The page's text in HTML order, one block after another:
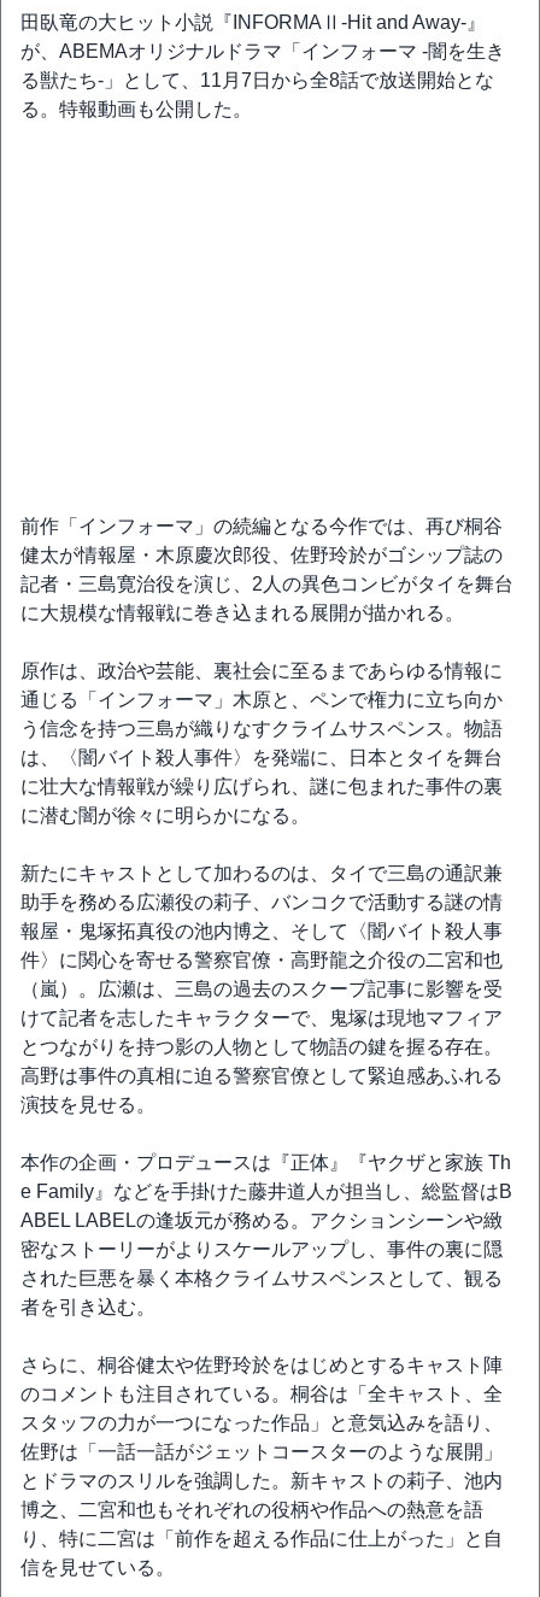
田臥竜の大ヒット小説『INFORMAⅡ-Hit and Away-』
が、ABEMAオリジナルドラマ「インフォーマ -闇を生き
る獣たち-」として、11月7日から全8話で放送開始とな
る。特報動画も公開した。
前作「インフォーマ」の続編となる今作では、再び桐谷
健太が情報屋・木原慶次郎役、佐野玲於がゴシップ誌の
記者・三島寛治役を演じ、2人の異色コンビがタイを舞台
に大規模な情報戦に巻き込まれる展開が描かれる。
原作は、政治や芸能、裏社会に至るまであらゆる情報に
通じる「インフォーマ」木原と、ペンで権力に立ち向か
う信念を持つ三島が織りなすクライムサスペンス。物語
は、〈闇バイト殺人事件〉を発端に、日本とタイを舞台
に壮大な情報戦が繰り広げられ、謎に包まれた事件の裏
に潜む闇が徐々に明らかになる。
新たにキャストとして加わるのは、タイで三島の通訳兼
助手を務める広瀬役の莉子、バンコクで活動する謎の情
報屋・鬼塚拓真役の池内博之、そして〈闇バイト殺人事
件〉に関心を寄せる警察官僚・高野龍之介役の二宮和也
（嵐）。広瀬は、三島の過去のスクープ記事に影響を受
けて記者を志したキャラクターで、鬼塚は現地マフィア
とつながりを持つ影の人物として物語の鍵を握る存在。
高野は事件の真相に迫る警察官僚として緊迫感あふれる
演技を見せる。
本作の企画・プロデュースは『正体』『ヤクザと家族 Th
e Family』などを手掛けた藤井道人が担当し、総監督はB
ABEL LABELの逢坂元が務める。アクションシーンや緻
密なストーリーがよりスケールアップし、事件の裏に隠
された巨悪を暴く本格クライムサスペンスとして、観る
者を引き込む。
さらに、桐谷健太や佐野玲於をはじめとするキャスト陣
のコメントも注目されている。桐谷は「全キャスト、全
スタッフの力が一つになった作品」と意気込みを語り、
佐野は「一話一話がジェットコースターのような展開」
とドラマのスリルを強調した。新キャストの莉子、池内
博之、二宮和也もそれぞれの役柄や作品への熱意を語
り、特に二宮は「前作を超える作品に仕上がった」と自
信を見せている。